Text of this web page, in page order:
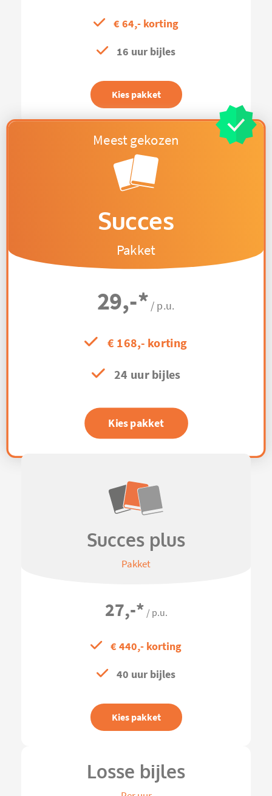
€ 64,- korting
16 uur bijles
Kies pakket
Succes
Pakket
29,-* / p.u.
€ 168,- korting
24 uur bijles
Kies pakket
Succes plus
Pakket
27,-* / p.u.
€ 440,- korting
40 uur bijles
Kies pakket
Losse bijles